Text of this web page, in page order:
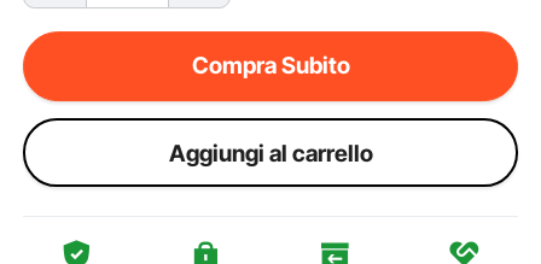
Compra Subito
Aggiungi al carrello